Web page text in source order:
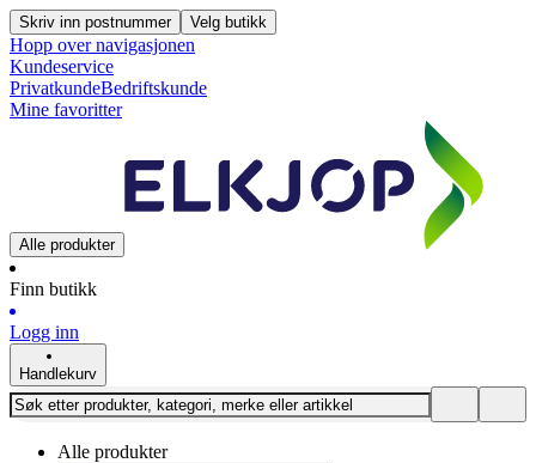
Skriv inn postnummer Velg butikk
Hopp over navigasjonen
Kundeservice
PrivatkundeBedriftskunde
Mine favoritter
Alle produkter
Finn butikk
Logg inn
Handlekurv
Alle produkter